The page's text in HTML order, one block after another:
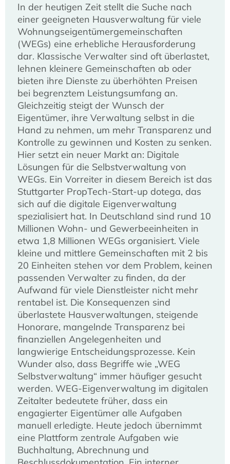
In der heutigen Zeit stellt die Suche nach
einer geeigneten Hausverwaltung für viele
Wohnungseigentümergemeinschaften
(WEGs) eine erhebliche Herausforderung
dar. Klassische Verwalter sind oft überlastet,
lehnen kleinere Gemeinschaften ab oder
bieten ihre Dienste zu überhöhten Preisen
bei begrenztem Leistungsumfang an.
Gleichzeitig steigt der Wunsch der
Eigentümer, ihre Verwaltung selbst in die
Hand zu nehmen, um mehr Transparenz und
Kontrolle zu gewinnen und Kosten zu senken.
Hier setzt ein neuer Markt an: Digitale
Lösungen für die Selbstverwaltung von
WEGs. Ein Vorreiter in diesem Bereich ist das
Stuttgarter PropTech-Start-up dotega, das
sich auf die digitale Eigenverwaltung
spezialisiert hat. In Deutschland sind rund 10
Millionen Wohn- und Gewerbeeinheiten in
etwa 1,8 Millionen WEGs organisiert. Viele
kleine und mittlere Gemeinschaften mit 2 bis
20 Einheiten stehen vor dem Problem, keinen
passenden Verwalter zu finden, da der
Aufwand für viele Dienstleister nicht mehr
rentabel ist. Die Konsequenzen sind
überlastete Hausverwaltungen, steigende
Honorare, mangelnde Transparenz bei
finanziellen Angelegenheiten und
langwierige Entscheidungsprozesse. Kein
Wunder also, dass Begriffe wie „WEG
Selbstverwaltung“ immer häufiger gesucht
werden. WEG-Eigenverwaltung im digitalen
Zeitalter bedeutete früher, dass ein
engagierter Eigentümer alle Aufgaben
manuell erledigte. Heute jedoch übernimmt
eine Plattform zentrale Aufgaben wie
Buchhaltung, Abrechnung und